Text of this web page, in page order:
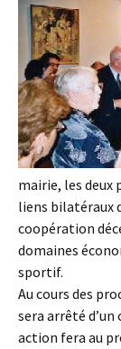
mairie, les
liens bilatéraux
coopération
domaines
sportif.
Au cours des
sera arrêté d’un
action fera au